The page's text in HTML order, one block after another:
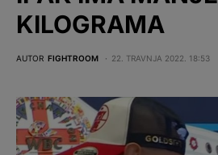
KILOGRAMA
AUTOR FIGHTROOM 22. TRAVNJA 2022. 18:53